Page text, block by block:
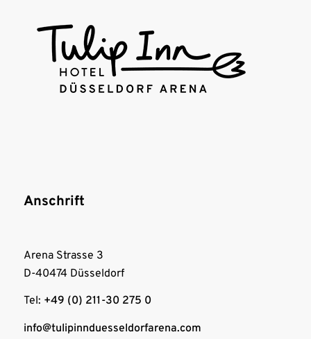
Anschrift
Arena Strasse 3
D-40474 Düsseldorf
Tel: +49 (0) 211-30 275 0
info@tulipinnduesseldorfarena.com